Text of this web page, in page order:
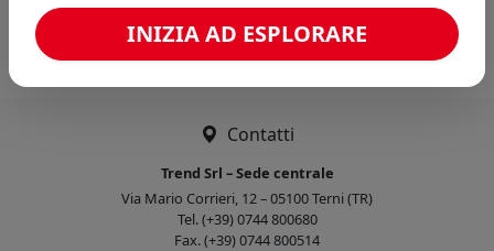
Caricamento confronto...
Contatti
Trend Srl – Sede centrale
Via Mario Corrieri, 12 – 05100 Terni (TR)
Tel. (+39) 0744 800680
Fax. (+39) 0744 800514
INIZIA AD ESPLORARE